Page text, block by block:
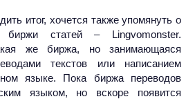
итог, хочется также упомянуть о
биржи статей – Lingvomonster.
же биржа, но занимающаяся
текстов или написанием
языке. Пока биржа переводов
языком, но вскоре появится